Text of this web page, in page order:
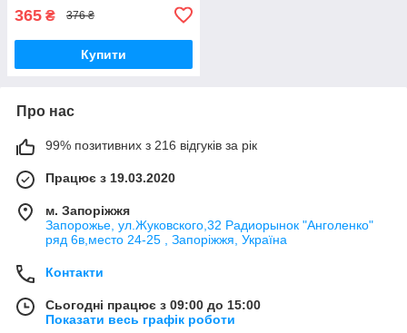
365 ₴ 376 ₴
Купити
Про нас
99% позитивних з 216 відгуків за рік
Працює з 19.03.2020
м. Запоріжжя
Запорожье, ул.Жуковского,32 Радиорынок "Анголенко"
ряд 6в,место 24-25 , Запоріжжя, Україна
Контакти
Сьогодні працює з 09:00 до 15:00
Показати весь графік роботи